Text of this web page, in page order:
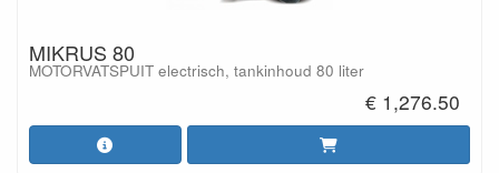
MIKRUS 80
MOTORVATSPUIT electrisch, tankinhoud 80 liter
€ 1,276.50